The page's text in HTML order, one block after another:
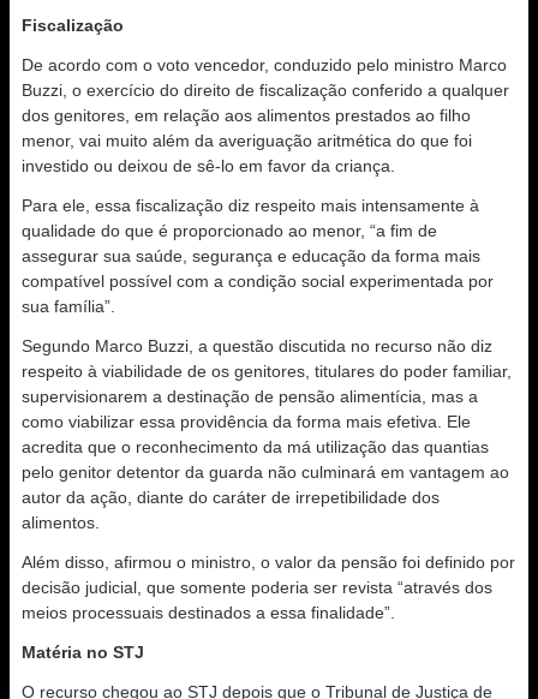
Fiscalização
De acordo com o voto vencedor, conduzido pelo ministro Marco
Buzzi, o exercício do direito de fiscalização conferido a qualquer
dos genitores, em relação aos alimentos prestados ao filho
menor, vai muito além da averiguação aritmética do que foi
investido ou deixou de sê-lo em favor da criança.
Para ele, essa fiscalização diz respeito mais intensamente à
qualidade do que é proporcionado ao menor, “a fim de
assegurar sua saúde, segurança e educação da forma mais
compatível possível com a condição social experimentada por
sua família”.
Segundo Marco Buzzi, a questão discutida no recurso não diz
respeito à viabilidade de os genitores, titulares do poder familiar,
supervisionarem a destinação de pensão alimentícia, mas a
como viabilizar essa providência da forma mais efetiva. Ele
acredita que o reconhecimento da má utilização das quantias
pelo genitor detentor da guarda não culminará em vantagem ao
autor da ação, diante do caráter de irrepetibilidade dos
alimentos.
Além disso, afirmou o ministro, o valor da pensão foi definido por
decisão judicial, que somente poderia ser revista “através dos
meios processuais destinados a essa finalidade”.
Matéria no STJ
O recurso chegou ao STJ depois que o Tribunal de Justiça de